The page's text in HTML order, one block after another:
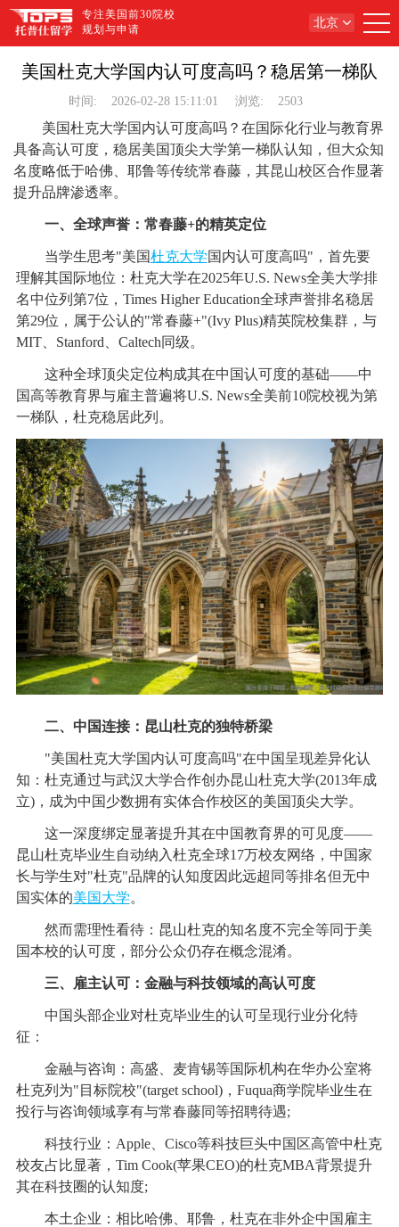
专注美国前30院校
规划与申请
北京
美国杜克大学国内认可度高吗？稳居第一梯队
时间: 2026-02-28 15:11:01 浏览: 2503
美国杜克大学国内认可度高吗？在国际化行业与教育界
具备高认可度，稳居美国顶尖大学第一梯队认知，但大众知
名度略低于哈佛、耶鲁等传统常春藤，其昆山校区合作显著
提升品牌渗透率。
一、全球声誉：常春藤+的精英定位
当学生思考"美国杜克大学国内认可度高吗"，首先要
理解其国际地位：杜克大学在2025年U.S. News全美大学排
名中位列第7位，Times Higher Education全球声誉排名稳居
第29位，属于公认的"常春藤+"(Ivy Plus)精英院校集群，与
MIT、Stanford、Caltech同级。
这种全球顶尖定位构成其在中国认可度的基础——中
国高等教育界与雇主普遍将U.S. News全美前10院校视为第
一梯队，杜克稳居此列。
二、中国连接：昆山杜克的独特桥梁
"美国杜克大学国内认可度高吗"在中国呈现差异化认
知：杜克通过与武汉大学合作创办昆山杜克大学(2013年成
立)，成为中国少数拥有实体合作校区的美国顶尖大学。
这一深度绑定显著提升其在中国教育界的可见度——
昆山杜克毕业生自动纳入杜克全球17万校友网络，中国家
长与学生对"杜克"品牌的认知度因此远超同等排名但无中
国实体的美国大学。
然而需理性看待：昆山杜克的知名度不完全等同于美
国本校的认可度，部分公众仍存在概念混淆。
三、雇主认可：金融与科技领域的高认可度
中国头部企业对杜克毕业生的认可呈现行业分化特
征：
金融与咨询：高盛、麦肯锡等国际机构在华办公室将
杜克列为"目标院校"(target school)，Fuqua商学院毕业生在
投行与咨询领域享有与常春藤同等招聘待遇;
科技行业：Apple、Cisco等科技巨头中国区高管中杜克
校友占比显著，Tim Cook(苹果CEO)的杜克MBA背景提升
其在科技圈的认知度;
本土企业：相比哈佛、耶鲁，杜克在非外企中国雇主